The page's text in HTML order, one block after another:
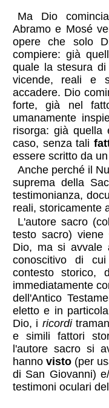
Ma Dio
Abramo e Mosé
opere che solo
compiere: già
quale la stesura
vicende, reali e
accadere. Dio
forte, già nel
umanamente
risorga: già quella
caso, senza tali
essere scritto da
Anche perché il
suprema della
testimonianza,
reali, storicamente
L'autore sacro
testo sacro) viene
Dio, ma si avvale
conoscitivo di
contesto storico,
immediatamente
dell'Antico
eletto e in
Dio, i ricordi
e simili fattori
l'autore sacro si
hannovisto (per
di San Giovanni)
testimoni oculari